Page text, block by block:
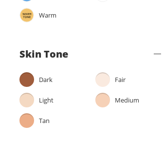
Warm
Skin Tone
Dark Fair
Light Medium
Tan